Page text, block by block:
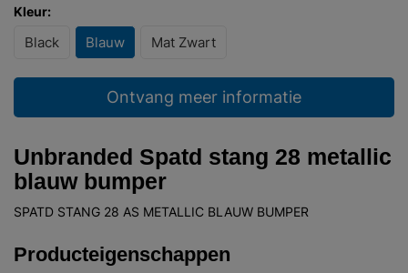
Kleur:
Black Blauw Mat Zwart
Ontvang meer informatie
Unbranded Spatd stang 28 metallic
blauw bumper
SPATD STANG 28 AS METALLIC BLAUW BUMPER
Producteigenschappen